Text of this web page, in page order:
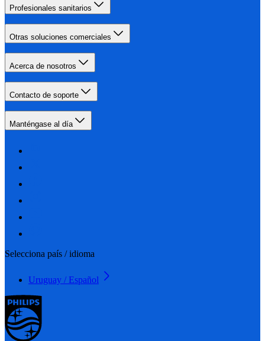
Profesionales sanitarios
Otras soluciones comerciales
Acerca de nosotros
Contacto de soporte
Manténgase al día
Selecciona país / idioma
Uruguay / Español